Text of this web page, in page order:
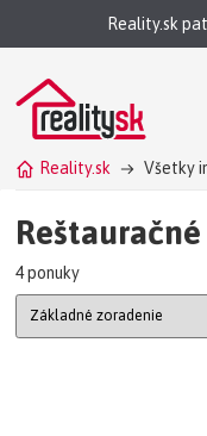
Reality.sk
Reality.sk Všetky
4 ponuky